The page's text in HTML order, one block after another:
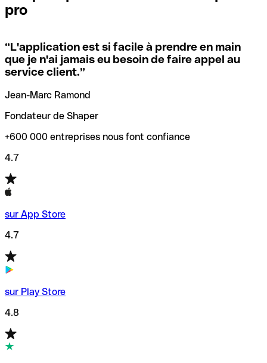
locales.
Si vous n'êtes pas sûr du code SWIFT que vous devriez
utiliser, nous avons développé un outil de recherche de
codes SWIFT par nom de banque.
vérification/recherche de codes SWIFT. Ainsi, vous pouvez
trouver et vérifier vos codes SWIFT avant de réaliser vos
transferts d’argent.
pro
“L'application est si facile à prendre en main
que je n'ai jamais eu besoin de faire appel au
service client.”
Jean-Marc Ramond
Fondateur de Shaper
+600 000 entreprises nous font confiance
4.7
sur App Store
4.7
sur Play Store
4.8